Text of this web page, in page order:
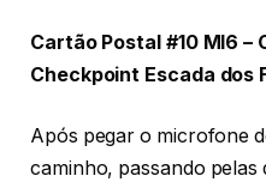
Cartão Postal #10 MI6 –
Checkpoint Escada dos
Após pegar o microfone
caminho, passando pelas